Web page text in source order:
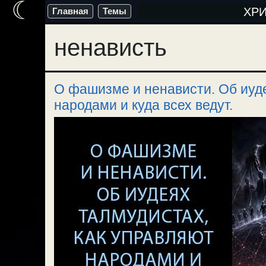
Перейти
содержимому
Главная Темы
ненависть
О фашизме и ненависти. Об
народами и куда всех ведут.
☾